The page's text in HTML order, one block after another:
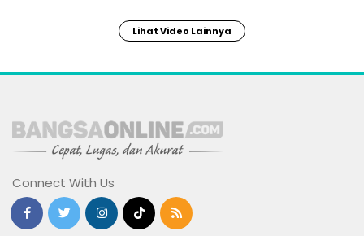
Lihat Video Lainnya
Connect With Us